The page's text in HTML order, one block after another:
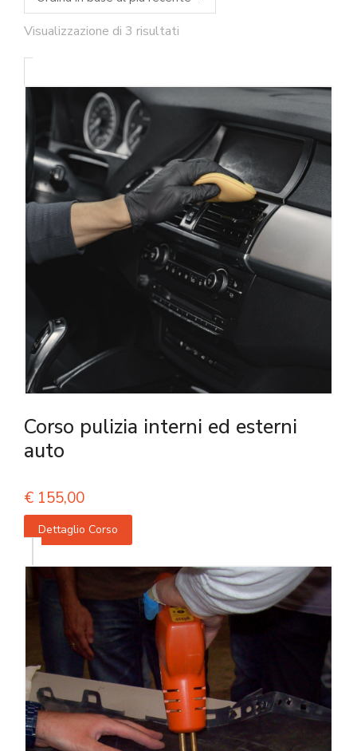
Visualizzazione di 3 risultati
Corso pulizia interni ed esterni
auto
€ 155,00
Dettaglio Corso